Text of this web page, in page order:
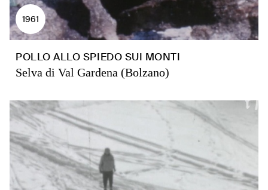
1961
POLLO ALLO SPIEDO SUI MONTI
Selva di Val Gardena (Bolzano)